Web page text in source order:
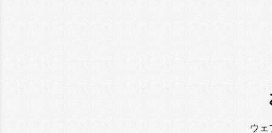
ウェ